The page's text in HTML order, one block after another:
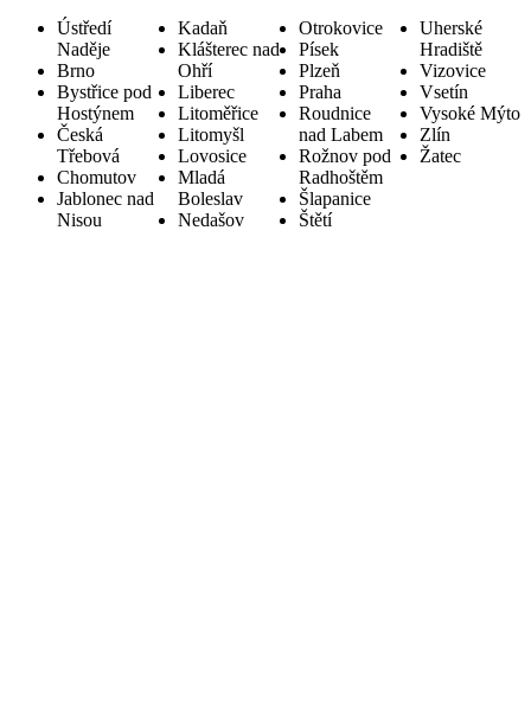
Ústředí
Naděje
Brno
Bystřice pod
Hostýnem
Česká
Třebová
Chomutov
Jablonec nad
Nisou
Kadaň
Klášterec nad
Ohří
Liberec
Litoměřice
Litomyšl
Lovosice
Mladá
Boleslav
Nedašov
Otrokovice
Písek
Plzeň
Praha
Roudnice
nad Labem
Rožnov pod
Radhoštěm
Šlapanice
Štětí
Uherské
Hradiště
Vizovice
Vsetín
Vysoké Mýto
Zlín
Žatec